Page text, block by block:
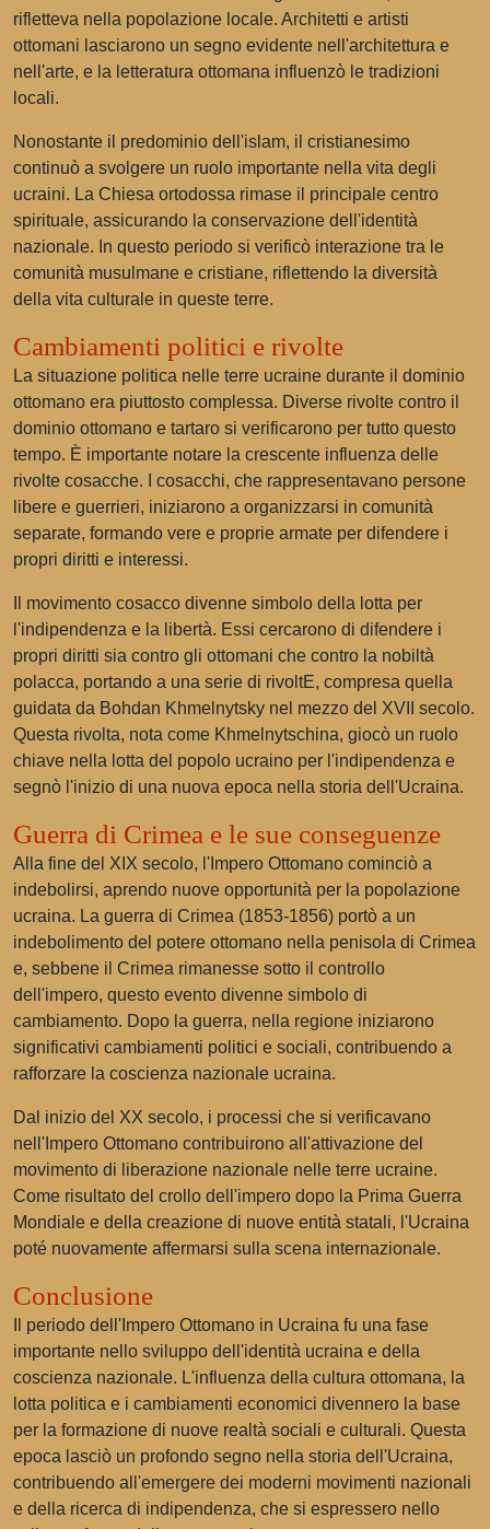
rifletteva nella popolazione locale. Architetti e artisti
ottomani lasciarono un segno evidente nell'architettura e
nell'arte, e la letteratura ottomana influenzò le tradizioni
locali.
Nonostante il predominio dell'islam, il cristianesimo
continuò a svolgere un ruolo importante nella vita degli
ucraini. La Chiesa ortodossa rimase il principale centro
spirituale, assicurando la conservazione dell'identità
nazionale. In questo periodo si verificò interazione tra le
comunità musulmane e cristiane, riflettendo la diversità
della vita culturale in queste terre.
Cambiamenti politici e rivolte
La situazione politica nelle terre ucraine durante il dominio
ottomano era piuttosto complessa. Diverse rivolte contro il
dominio ottomano e tartaro si verificarono per tutto questo
tempo. È importante notare la crescente influenza delle
rivolte cosacche. I cosacchi, che rappresentavano persone
libere e guerrieri, iniziarono a organizzarsi in comunità
separate, formando vere e proprie armate per difendere i
propri diritti e interessi.
Il movimento cosacco divenne simbolo della lotta per
l'indipendenza e la libertà. Essi cercarono di difendere i
propri diritti sia contro gli ottomani che contro la nobiltà
polacca, portando a una serie di rivoltE, compresa quella
guidata da Bohdan Khmelnytsky nel mezzo del XVII secolo.
Questa rivolta, nota come Khmelnytschina, giocò un ruolo
chiave nella lotta del popolo ucraino per l'indipendenza e
segnò l'inizio di una nuova epoca nella storia dell'Ucraina.
Guerra di Crimea e le sue conseguenze
Alla fine del XIX secolo, l'Impero Ottomano cominciò a
indebolirsi, aprendo nuove opportunità per la popolazione
ucraina. La guerra di Crimea (1853-1856) portò a un
indebolimento del potere ottomano nella penisola di Crimea
e, sebbene il Crimea rimanesse sotto il controllo
dell'impero, questo evento divenne simbolo di
cambiamento. Dopo la guerra, nella regione iniziarono
significativi cambiamenti politici e sociali, contribuendo a
rafforzare la coscienza nazionale ucraina.
Dal inizio del XX secolo, i processi che si verificavano
nell'Impero Ottomano contribuirono all'attivazione del
movimento di liberazione nazionale nelle terre ucraine.
Come risultato del crollo dell'impero dopo la Prima Guerra
Mondiale e della creazione di nuove entità statali, l'Ucraina
poté nuovamente affermarsi sulla scena internazionale.
Conclusione
Il periodo dell'Impero Ottomano in Ucraina fu una fase
importante nello sviluppo dell'identità ucraina e della
coscienza nazionale. L'influenza della cultura ottomana, la
lotta politica e i cambiamenti economici divennero la base
per la formazione di nuove realtà sociali e culturali. Questa
epoca lasciò un profondo segno nella storia dell'Ucraina,
contribuendo all'emergere dei moderni movimenti nazionali
e della ricerca di indipendenza, che si espressero nello